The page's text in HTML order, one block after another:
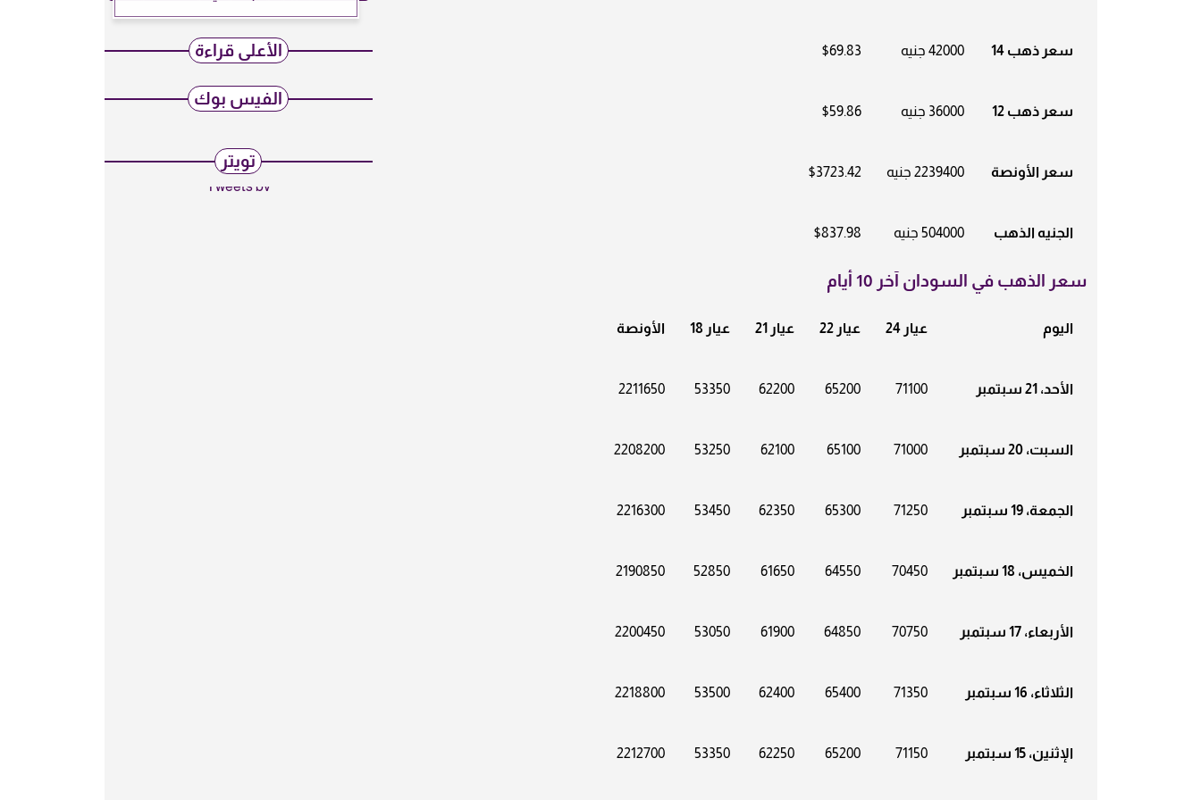
سعر ذهب 14 42000 جنيه $69.83
سعر ذهب 12 36000 جنيه $59.86
سعر الأونصة 2239400 جنيه $3723.42
الجنيه الذهب 504000 جنيه $837.98
سعر الذهب في السودان آخر 10 أيام
اليوم عيار 24 عيار 22 عيار 21 عيار 18 الأونصة
الأحد، 21 سبتمبر 71100
65200
62200
53350
2211650
السبت، 20 سبتمبر 71000
65100
62100
53250
2208200
الجمعة، 19 سبتمبر 71250
65300
62350
53450
2216300
الخميس، 18 سبتمبر 70450
64550
61650
52850
2190850
الأربعاء، 17 سبتمبر 70750
64850
61900
53050
2200450
الثلاثاء، 16 سبتمبر 71350
65400
62400
53500
2218800
الإثنين، 15 سبتمبر 71150
65200
62250
53350
2212700
الأعلى قراءة
الفيس بوك
تويتر
Tweets by